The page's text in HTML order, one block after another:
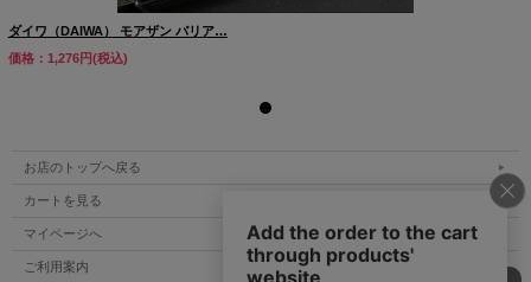
ダイワ（DAIWA） モアザン バリア…
価格：1,276円(税込)
お店のトップへ戻る
カートを見る
マイページへ
ご利用案内